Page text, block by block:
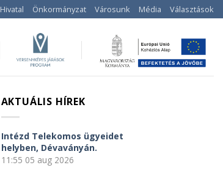
Hivatal Önkormányzat Városunk Média Választások
AKTUÁLIS HÍREK
Intézd Telekomos ügyeidet
helyben, Dévaványán.
11:55 05 aug 2026